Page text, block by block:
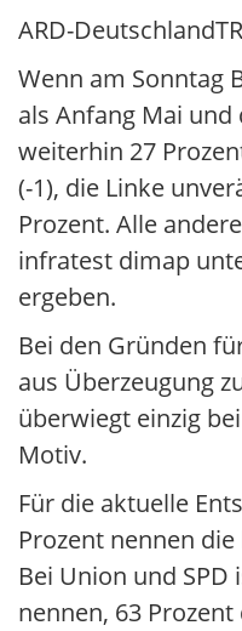
ARD-
Wenn am Sonntag
als Anfang Mai
weiterhin 27
(-1), die Linke
Prozent. Alle
infratest dimap
ergeben.
Bei den Gründen
aus Überzeugung
überwiegt einzig
Motiv.
Für die aktuelle
Prozent nennen
Bei Union und
nennen, 63